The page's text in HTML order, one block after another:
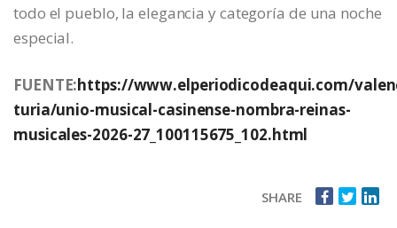
todo el pueblo, la elegancia y categoría de una noche
especial.
FUENTE:https://www.elperiodicodeaqui.com/
turia/unio-musical-casinense-nombra-reinas-
musicales-2026-27_100115675_102.html
SHARE